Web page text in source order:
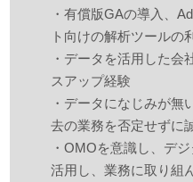
・有償版GAの導入、
ト向けの解析ツールの
・データを活用した会
スアップ経験
・データになじみが無
去の業務を否定せずに
・OMOを意識し、デ
活用し、業務に取り組